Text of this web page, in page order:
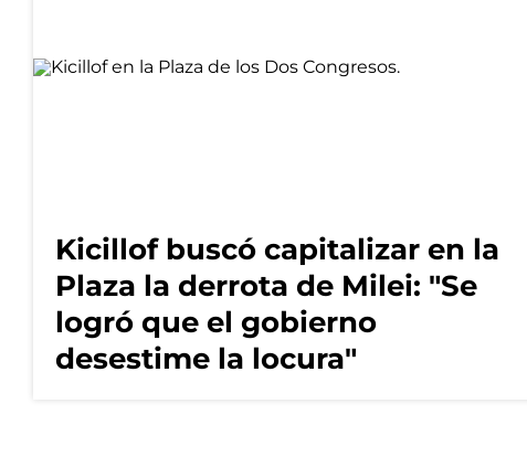
Kicillof buscó capitalizar en la
Plaza la derrota de Milei: "Se
logró que el gobierno
desestime la locura"